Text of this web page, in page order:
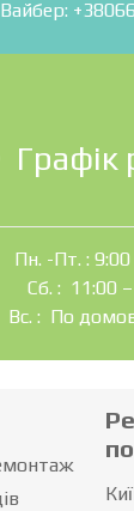
Вайбер:
Графік
Пн. -Пт. :
Сб. : 11:00
Вс. : По